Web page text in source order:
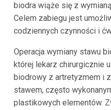
biodra wiąże się z
Celem zabiegu jest
codziennych czynności i
Operacja wymiany stawu
której lekarz chirurgicznie
biodrowy z artretyzmem i
stawem, często
plastikowych elementów.